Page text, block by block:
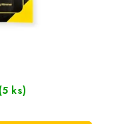
(5 ks)